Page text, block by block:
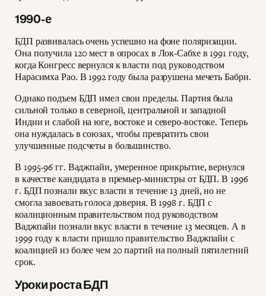
1990-е
БДП развивалась очень успешно на фоне поляризации.
Она получила 120 мест в опросах в Лок-Сабхе в 1991 году,
когда Конгресс вернулся к власти под руководством
Нарасимха Рао. В 1992 году была разрушена мечеть Бабри.
Однако подъем БДП имел свои пределы. Партия была
сильной только в северной, центральной и западной
Индии и слабой на юге, востоке и северо-востоке. Теперь
она нуждалась в союзах, чтобы превратить свои
улучшенные подсчеты в большинство.
В 1995-96 гг. Ваджпайи, умеренное прикрытие, вернулся
в качестве кандидата в премьер-министры от БДП. В 1996
г. БДП познали вкус власти в течение 13 дней, но не
смогла завоевать голоса доверия. В 1998 г. БДП с
коалиционным правительством под руководством
Ваджпайи познали вкус власти в течение 13 месяцев. А в
1999 году к власти пришло правительство Ваджпайи с
коалицией из более чем 20 партий на полный пятилетний
срок.
Уроки роста БДП